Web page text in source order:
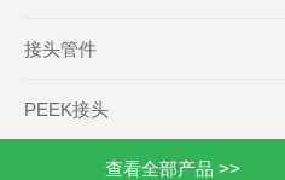
接头管件
PEEK接头
查看全部产品 >>